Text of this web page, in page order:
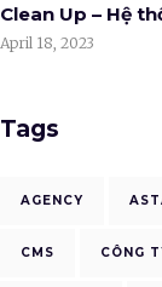
Clean Up – Hệ
April 18, 2023
Tags
AGENCY
CMS CÔNG